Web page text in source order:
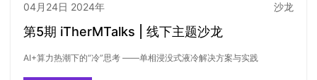
04月24日 2024年 沙龙
第5期 iTherMTalks | 线下主题沙龙
AI+算力热潮下的“冷”思考 ——单相浸没式液冷解决方案与实践